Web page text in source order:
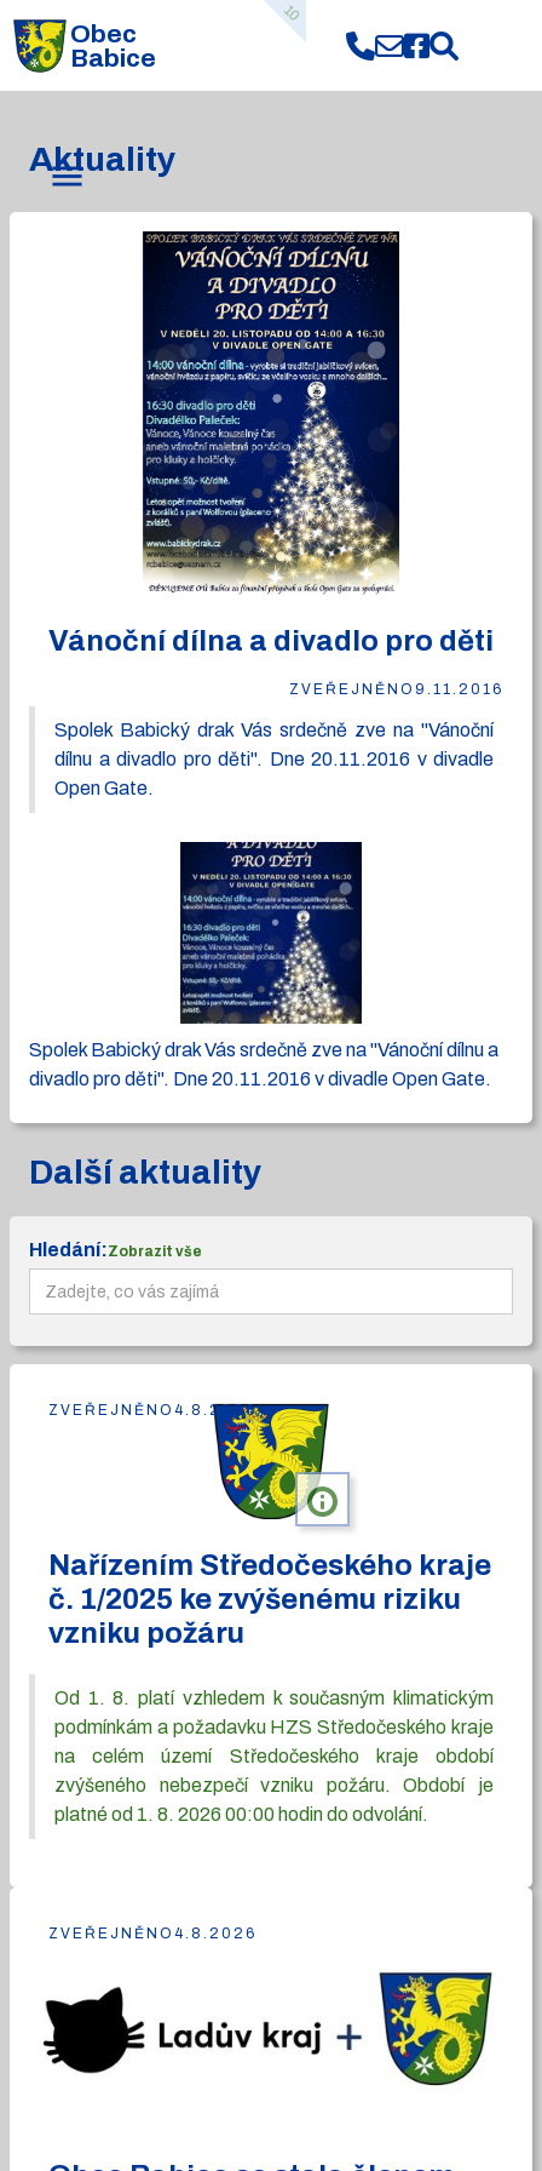
Obec
Babice
10
Aktuality
Vánoční dílna a divadlo pro děti
ZVEŘEJNĚNO 9.11.2016
Spolek Babický drak Vás srdečně zve na "Vánoční
dílnu a divadlo pro děti". Dne 20.11.2016 v divadle
Open Gate.
Spolek Babický drak Vás srdečně zve na "Vánoční dílnu a
divadlo pro děti". Dne 20.11.2016 v divadle Open Gate.
Další aktuality
Hledání:Zobrazit vše
info
Nařízením Středočeského kraje
č. 1/2025 ke zvýšenému riziku
vzniku požáru
Od 1. 8. platí vzhledem k současným klimatickým
podmínkám a požadavku HZS Středočeského kraje
na celém území Středočeského kraje období
zvýšeného nebezpečí vzniku požáru. Období je
platné od 1. 8. 2026 00:00 hodin do odvolání.
ZVEŘEJNĚNO 4.8.2026
ZVEŘEJNĚNO 4.8.2026